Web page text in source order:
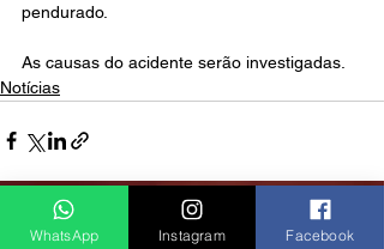
pendurado.
As causas do acidente serão investigadas.
Notícias
Posts recentes Ver tudo
WhatsApp Instagram Facebook